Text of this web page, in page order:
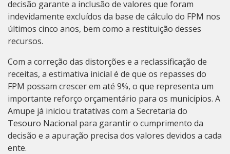
decisão garante a inclusão de valores que foram
indevidamente excluídos da base de cálculo do FPM nos
últimos cinco anos, bem como a restituição desses
recursos.
Com a correção das distorções e a reclassificação de
receitas, a estimativa inicial é de que os repasses do
FPM possam crescer em até 9%, o que representa um
importante reforço orçamentário para os municípios. A
Amupe já iniciou tratativas com a Secretaria do
Tesouro Nacional para garantir o cumprimento da
decisão e a apuração precisa dos valores devidos a cada
ente.